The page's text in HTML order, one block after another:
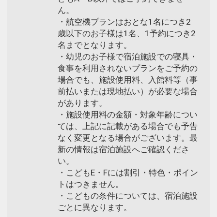
ん。
・航空機プランはおとな1名につき2
歳以下のお子様は1名、1予約につき2
名までとなります。
・幼児のお子様で宿泊施設での寝具・
食事を利用されないプランをご予約の
場合でも、施設使用料、入館料等（事
前払いまたは現地払い）が必要な場合
があります。
・施設使用料の金額・対象年齢につい
ては、上記に記載がある場合でも予告
なく変更となる場合がございます。最
新の情報は宿泊施設へご確認くださ
い。
・こどもE・Fには割引・特色・ポイン
トはつきません。
・こどもの条件については、宿泊施設
ごとに異なります。